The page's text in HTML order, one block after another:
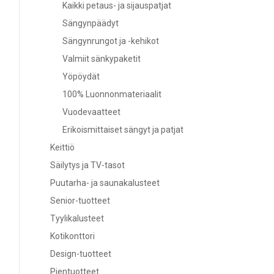
Kaikki petaus- ja sijauspatjat
Sängynpäädyt
Sängynrungot ja -kehikot
Valmiit sänkypaketit
Yöpöydät
100% Luonnonmateriaalit
Vuodevaatteet
Erikoismittaiset sängyt ja patjat
Keittiö
Säilytys ja TV-tasot
Puutarha- ja saunakalusteet
Senior-tuotteet
Tyylikalusteet
Kotikonttori
Design-tuotteet
Pientuotteet